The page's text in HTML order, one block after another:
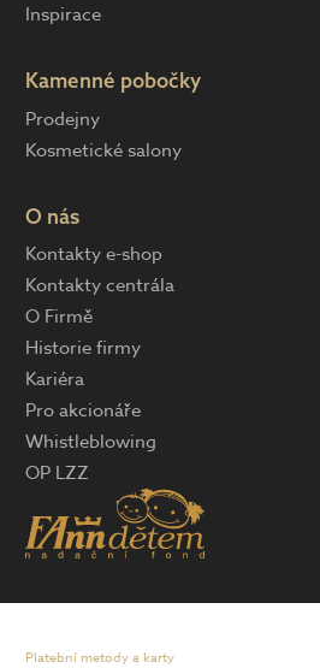
Inspirace
Kamenné pobočky
Prodejny
Kosmetické salony
O nás
Kontakty e-shop
Kontakty centrála
O Firmě
Historie firmy
Kariéra
Pro akcionáře
Whistleblowing
OP LZZ
Platební metody a karty